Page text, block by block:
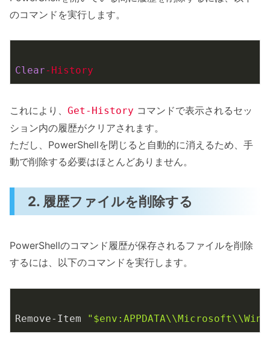
のコマンドを実行します。
Clear-History
これにより、 Get-History コマンドで表示されるセッ
ション内の履歴がクリアされます。
ただし、PowerShellを閉じると自動的に消えるため、手
動で削除する必要はほとんどありません。
2. 履歴ファイルを削除する
PowerShellのコマンド履歴が保存されるファイルを削除
するには、以下のコマンドを実行します。
Remove-Item